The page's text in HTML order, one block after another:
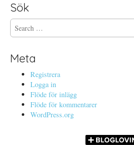
Sök
S
e
r
cMeta
Registrera
Logga in
Flöde för inlägg
Flöde för kommentarer
WordPress.org